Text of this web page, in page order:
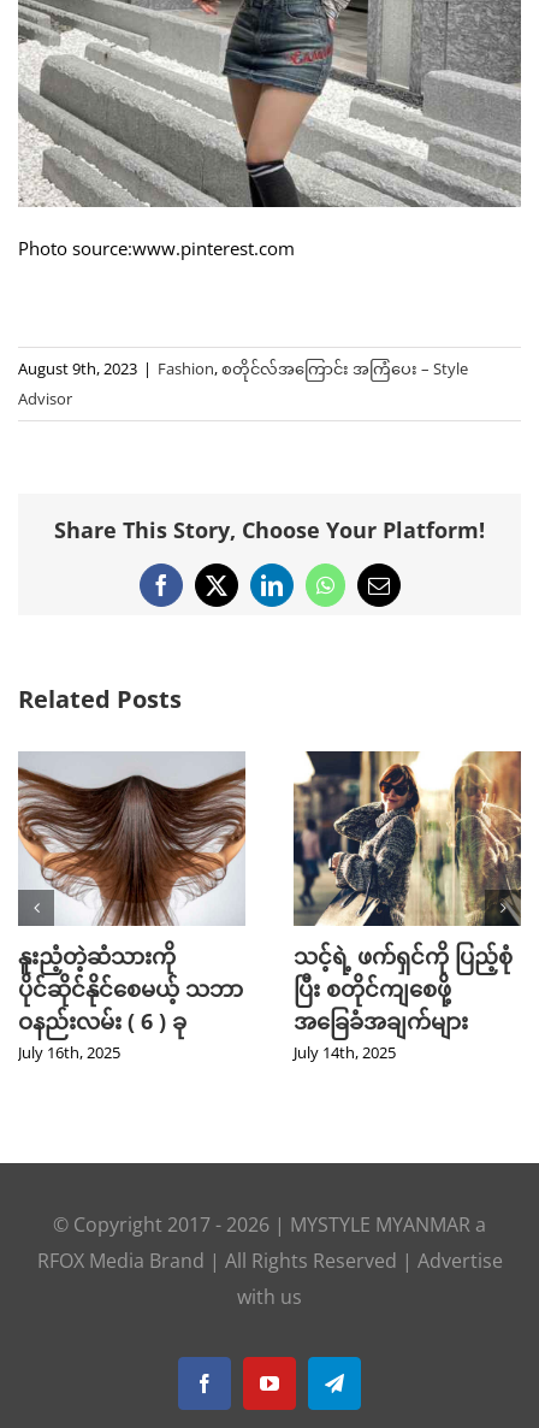
Photo source:www.pinterest.com
August 9th, 2023 | Fashion,စတိုင်လ်အကြောင်း အကြံပေး – Style
Advisor
Share This Story, Choose Your Platform!
Facebook
X LinkedInWhatsApp
Email
Related Posts
Mini Jeans Skirt ကို စ
တိုင်ကျကျဝတ်လို့ရစေ
မယ့် Styling Tips များ
September 28th, 2024
Golf အားကစား
ကြိုက်နှစ်သက်သူတို့
အတွက် ဖက်ရှင် Tips
များ
© Copyright 2017 - 2026|MYSTYLE MYANMARa
Brand | All Rights Reserved |